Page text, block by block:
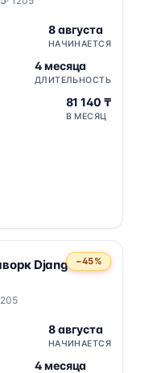
8 августа
НАЧИНАЕТСЯ
4 месяца
ДЛИТЕЛЬНОСТЬ
81 140 ₸
В МЕСЯЦ
−45%
Django
8 августа
НАЧИНАЕТСЯ
4 месяца